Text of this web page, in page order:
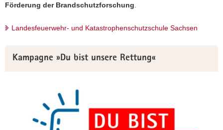
Förderung der Brandschutzforschung
Landesfeuerwehr- und Katastrophenschutzschule Sachsen
Kampagne »Du bist unsere Rettung«